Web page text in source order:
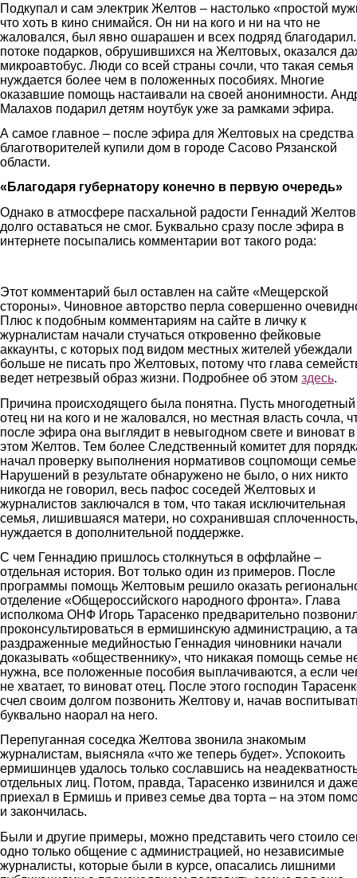
Подкупал и сам электрик Желтов – настолько «простой
что хоть в кино снимайся. Он ни на кого и ни на что не
жаловался, был явно ошарашен и всех подряд
потоке подарков, обрушившихся на Желтовых, оказался
микроавтобус. Люди со всей страны сочли, что такая семья
нуждается более чем в положенных пособиях. Многие
оказавшие помощь настаивали на своей анонимности.
Малахов подарил детям ноутбук уже за рамками эфира.
А самое главное – после эфира для Желтовых на средства
благотворителей купили дом в городе Сасово Рязанской
области.
«Благодаря губернатору конечно в первую очередь»
Однако в атмосфере пасхальной радости Геннадий Желтов
долго оставаться не смог. Буквально сразу после эфира в
интернете посыпались комментарии вот такого рода:
Этот комментарий был оставлен на сайте «Мещерской
стороны». Чиновное авторство перла совершенно
Плюс к подобным комментариям на сайте в личку к
журналистам начали стучаться откровенно фейковые
аккаунты, с которых под видом местных жителей убеждали
больше не писать про Желтовых, потому что глава
ведет нетрезвый образ жизни. Подробнее об этом здесь.
Причина происходящего была понятна. Пусть многодетный
отец ни на кого и не жаловался, но местная власть сочла,
после эфира она выглядит в невыгодном свете и виноват в
этом Желтов. Тем более Следственный комитет для
начал проверку выполнения нормативов соцпомощи
Нарушений в результате обнаружено не было, о них никто
никогда не говорил, весь пафос соседей Желтовых и
журналистов заключался в том, что такая исключительная
семья, лишившаяся матери, но сохранившая сплоченность,
нуждается в дополнительной поддержке.
С чем Геннадию пришлось столкнуться в оффлайне –
отдельная история. Вот только один из примеров. После
программы помощь Желтовым решило оказать
отделение «Общероссийского народного фронта». Глава
исполкома ОНФ Игорь Тарасенко предварительно
проконсультироваться в ермишинскую администрацию, а
раздраженные медийностью Геннадия чиновники начали
доказывать «общественнику», что никакая помощь семье
нужна, все положенные пособия выплачиваются, а если
не хватает, то виноват отец. После этого господин
счел своим долгом позвонить Желтову и, начав
буквально наорал на него.
Перепуганная соседка Желтова звонила знакомым
журналистам, выясняла «что же теперь будет». Успокоить
ермишинцев удалось только сославшись на
отдельных лиц. Потом, правда, Тарасенко извинился и
приехал в Ермишь и привез семье два торта – на этом
и закончилась.
Были и другие примеры, можно представить чего стоило
одно только общение с администрацией, но независимые
журналисты, которые были в курсе, опасались лишними